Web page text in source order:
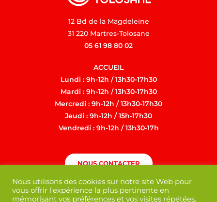
12 Bd de la Magdeleine
31 220 Martres-Tolosane
05 61 98 80 02
ACCUEIL
Lundi : 9h-12h / 13h30-17h30
Mardi : 9h-12h / 13h30-17h30
Mercredi : 9h-12h / 13h30-17h30
Jeudi : 9h-12h / 15h-17h30
Vendredi : 9h-12h / 13h30-17h
NOUS CONTACTER
Nous utilisons des cookies sur notre site Web pour
vous offrir l'expérience la plus pertinente en
mémorisant vos préférences et vos visites répétées.